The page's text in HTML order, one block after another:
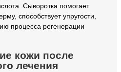
Сыворотка помогает
способствует упругости,
процесса регенерации
кожи после
лечения